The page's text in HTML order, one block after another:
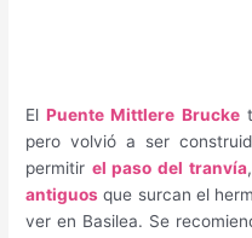
ElPuente Mittlere Brucke
pero volvió a ser
permitir el paso del tranvía
antiguos que surcan el
ver en Basilea. Se